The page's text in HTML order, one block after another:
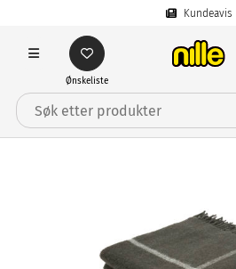
Kundeavis
Ønskeliste